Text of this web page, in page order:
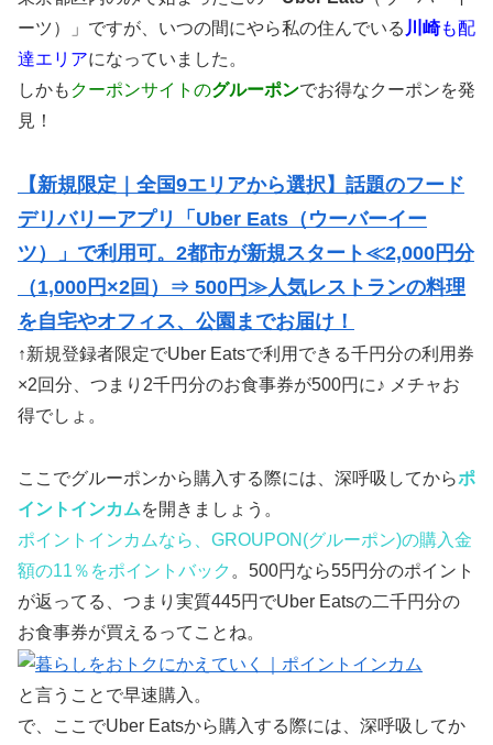
ーツ）」ですが、いつの間にやら私の住んでいる 川崎も配
達エリアになっていました。
しかも クーポンサイトのグルーポンでお得なクーポンを発
見！
【新規限定｜全国9エリアから選択】話題のフード
デリバリーアプリ「Uber Eats（ウーバーイー
ツ）」で利用可。2都市が新規スタート≪2,000円分
（1,000円×2回）⇒ 500円≫人気レストランの料理
を自宅やオフィス、公園までお届け！
↑新規登録者限定でUber Eatsで利用できる千円分の利用券
×2回分、つまり2千円分のお食事券が500円に♪ メチャお
得でしょ。
ここでグルーポンから購入する際には、深呼吸してからポ
イントインカムを開きましょう。
ポイントインカムなら、GROUPON(グルーポン)の購入金
額の11％をポイントバック 。500円なら55円分のポイント
が返ってる、つまり実質445円でUber Eatsの二千円分の
お食事券が買えるってことね。
と言うことで早速購入。
で、ここでUber Eatsから購入する際には、深呼吸してか